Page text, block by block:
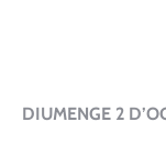
DIUMENGE 2